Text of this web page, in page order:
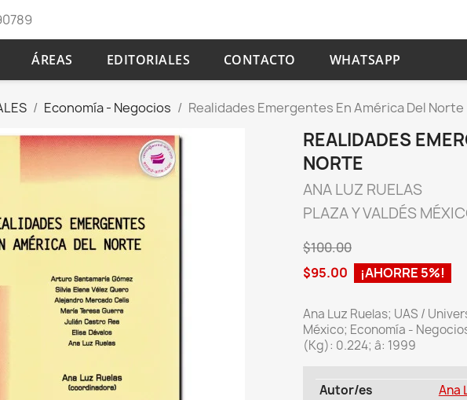
ÁREAS EDITORIALES CONTACTO WHATSAPP
Economía - Negocios Realidades Emergentes En América Del Norte
REALIDADES
NORTE
ANA LUZ RUELAS
PLAZA Y VALDÉS
$100.00
$95.00
¡AHORRE 5%!
Ana Luz Ruelas; UAS /
México; Economía -
(Kg): 0.224; â: 1999
Autor/es
Ana